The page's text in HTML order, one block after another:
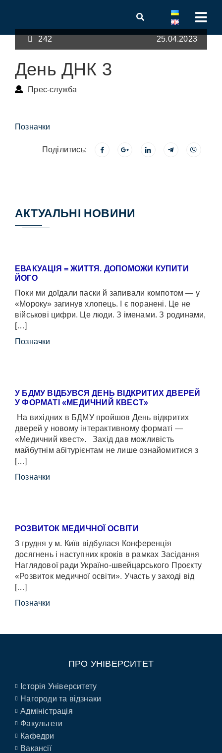
242 25.04.2023
День ДНК 3
Прес-служба
Позначки
Поділитись:
АКТУАЛЬНІ НОВИНИ
ЕВАКУАЦІЯ = ЖИТТЯ. ДОПОМОЖИ КУПИТИ
ЙОГО
Поки ми доїдали паски й запивали компотом — у
«Мороку» загинув хлопець. І є поранені. Це не
військові цифри. Це люди. З іменами. З родинами,
[…]
Позначки
У БДМУ ВІДБУВСЯ ДЕНЬ ВІДКРИТИХ ДВЕРЕЙ
У ФОРМАТІ «МЕДИЧНИЙ КВЕСТ»
На вихідних в БДМУ пройшов День відкритих
дверей у новому інтерактивному форматі —
«Медичний квест». Захід дав можливість
майбутнім абітурієнтам не лише ознайомитися з
[…]
Позначки
РОЗВИТОК МЕДИЧНОЇ ОСВІТИ
3 грудня у м. Київ відбулася Конференція
досягнень і наступних кроків в рамках Засідання
Наглядової ради Україно-швейцарського Проєкту
«Розвиток медичної освіти». Участь у заході від
[…]
Позначки
ПРО УНІВЕРСИТЕТ
Історія Університету
Нагороди та відзнаки
Адміністрація
Факультети
Кафедри
Вакансії